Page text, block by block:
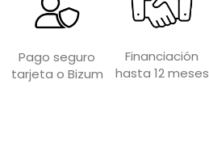
Pago seguro
tarjeta o Bizum
Financiación
hasta 12 meses